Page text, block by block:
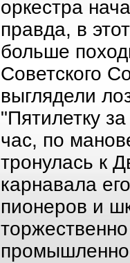
оркестра
правда, в
больше
Советского
выглядели
"Пятилетку
час, по
тронулась к
карнавала
пионеров и